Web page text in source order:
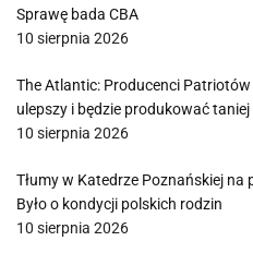
Sprawę bada CBA
10 sierpnia 2026
The Atlantic: Producenci
ulepszy i będzie produkować taniej
10 sierpnia 2026
Tłumy w Katedrze Poznańskiej
Było o kondycji polskich rodzin
10 sierpnia 2026